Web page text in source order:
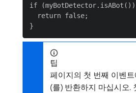
if
  return false;
팁
페이지의 첫 번째 이벤트
(를) 반환하지 마십시오.